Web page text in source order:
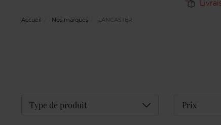
Accueil Nos marques LANCASTER
Type de produit Déplier Prix